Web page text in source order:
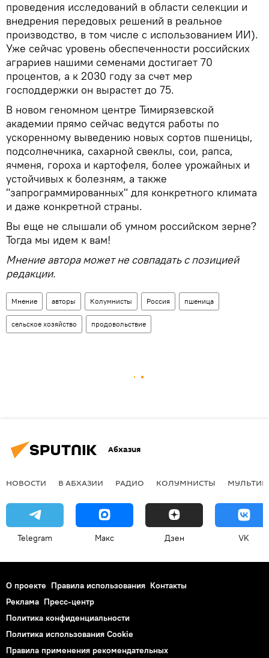
проведения исследований в области селекции и
внедрения передовых решений в реальное
производство, в том числе с использованием ИИ).
Уже сейчас уровень обеспеченности российских
аграриев нашими семенами достигает 70
процентов, а к 2030 году за счет мер
господдержки он вырастет до 75.
В новом геномном центре Тимирязевской
академии прямо сейчас ведутся работы по
ускоренному выведению новых сортов пшеницы,
подсолнечника, сахарной свеклы, сои, рапса,
ячменя, гороха и картофеля, более урожайных и
устойчивых к болезням, а также
"запрограммированных" для конкретного климата
и даже конкретной страны.
Вы еще не слышали об умном российском зерне?
Тогда мы идем к вам!
Мнение автора может не совпадать с позицией
редакции.
Мнение авторы Колумнисты Россия пшеница
сельское хозяйство продовольствие
Абхазия
НОВОСТИ В АБХАЗИИ РАДИО КОЛУМНИСТЫ
Telegram Макс Дзен VK
О проекте Правила использования Контакты
Реклама Пресс-центр
Политика конфиденциальности
Политика использования Cookie
Правила применения рекомендательных